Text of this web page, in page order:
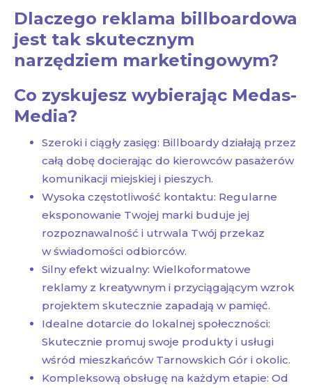
Dlaczego reklama billboardowa
jest tak skutecznym
narzędziem marketingowym?
Co zyskujesz wybierając Medas-
Media?
Szeroki i ciągły zasięg: Billboardy działają przez
całą dobę docierając do kierowców pasażerów
komunikacji miejskiej i pieszych.
Wysoka częstotliwość kontaktu: Regularne
eksponowanie Twojej marki buduje jej
rozpoznawalność i utrwala Twój przekaz
w świadomości odbiorców.
Silny efekt wizualny: Wielkoformatowe
reklamy z kreatywnym i przyciągającym wzrok
projektem skutecznie zapadają w pamięć.
Idealne dotarcie do lokalnej społeczności:
Skutecznie promuj swoje produkty i usługi
wśród mieszkańców Tarnowskich Gór i okolic.
Kompleksową obsługę na każdym etapie: Od